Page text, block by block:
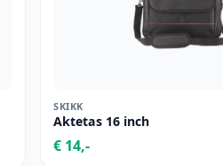
SKIKK
Aktetas 16 inch
€ 14,-